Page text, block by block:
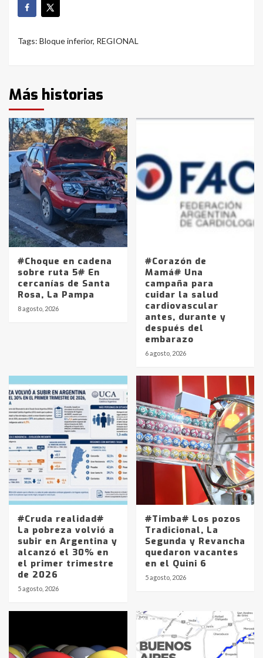
Tags: Bloque inferior, REGIONAL
Más historias
#Choque en cadena
sobre ruta 5# En
cercanías de Santa
Rosa, La Pampa
8 agosto, 2026
#Corazón de
Mamá# Una
campaña para
cuidar la salud
cardiovascular
antes, durante y
después del
embarazo
6 agosto, 2026
#Cruda realidad#
La pobreza volvió a
subir en Argentina y
alcanzó el 30% en
el primer trimestre
de 2026
5 agosto, 2026
#Timba# Los pozos
Tradicional, La
Segunda y Revancha
quedaron vacantes
en el Quini 6
5 agosto, 2026
protagonistas del fatal accidente
en la mañana del lunes